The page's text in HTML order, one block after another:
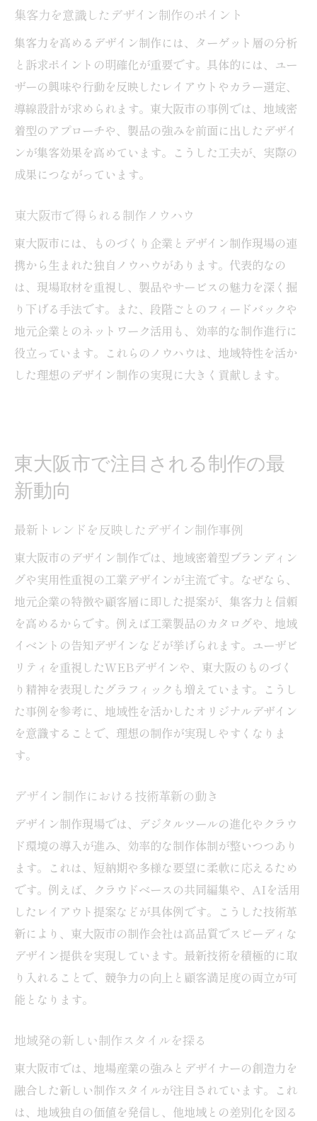
集客力を意識したデザイン制作のポイント
集客力を高めるデザイン制作には、ターゲット層の分析
と訴求ポイントの明確化が重要です。具体的には、ユー
ザーの興味や行動を反映したレイアウトやカラー選定、
導線設計が求められます。東大阪市の事例では、地域密
着型のアプローチや、製品の強みを前面に出したデザイ
ンが集客効果を高めています。こうした工夫が、実際の
成果につながっています。
東大阪市で得られる制作ノウハウ
東大阪市には、ものづくり企業とデザイン制作現場の連
携から生まれた独自ノウハウがあります。代表的なの
は、現場取材を重視し、製品やサービスの魅力を深く掘
り下げる手法です。また、段階ごとのフィードバックや
地元企業とのネットワーク活用も、効率的な制作進行に
役立っています。これらのノウハウは、地域特性を活か
した理想のデザイン制作の実現に大きく貢献します。
東大阪市で注目される制作の最
新動向
最新トレンドを反映したデザイン制作事例
東大阪市のデザイン制作では、地域密着型ブランディン
グや実用性重視の工業デザインが主流です。なぜなら、
地元企業の特徴や顧客層に即した提案が、集客力と信頼
を高めるからです。例えば工業製品のカタログや、地域
イベントの告知デザインなどが挙げられます。ユーザビ
リティを重視したWEBデザインや、東大阪のものづく
り精神を表現したグラフィックも増えています。こうし
た事例を参考に、地域性を活かしたオリジナルデザイン
を意識することで、理想の制作が実現しやすくなりま
す。
デザイン制作における技術革新の動き
デザイン制作現場では、デジタルツールの進化やクラウ
ド環境の導入が進み、効率的な制作体制が整いつつあり
ます。これは、短納期や多様な要望に柔軟に応えるため
です。例えば、クラウドベースの共同編集や、AIを活用
したレイアウト提案などが具体例です。こうした技術革
新により、東大阪市の制作会社は高品質でスピーディな
デザイン提供を実現しています。最新技術を積極的に取
り入れることで、競争力の向上と顧客満足度の両立が可
能となります。
地域発の新しい制作スタイルを探る
東大阪市では、地場産業の強みとデザイナーの創造力を
融合した新しい制作スタイルが注目されています。これ
は、地域独自の価値を発信し、他地域との差別化を図る